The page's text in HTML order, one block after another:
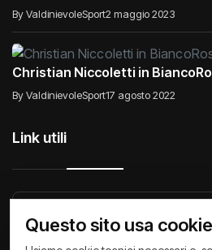
By ValdinievoleSport2 maggio 2023
Christian Niccoletti in
By ValdinievoleSport17 agosto 2022
Link utili
Raccontiamo di Noi Comunicati
Privacy Policy Cookie Policy
Questo sito usa cookie